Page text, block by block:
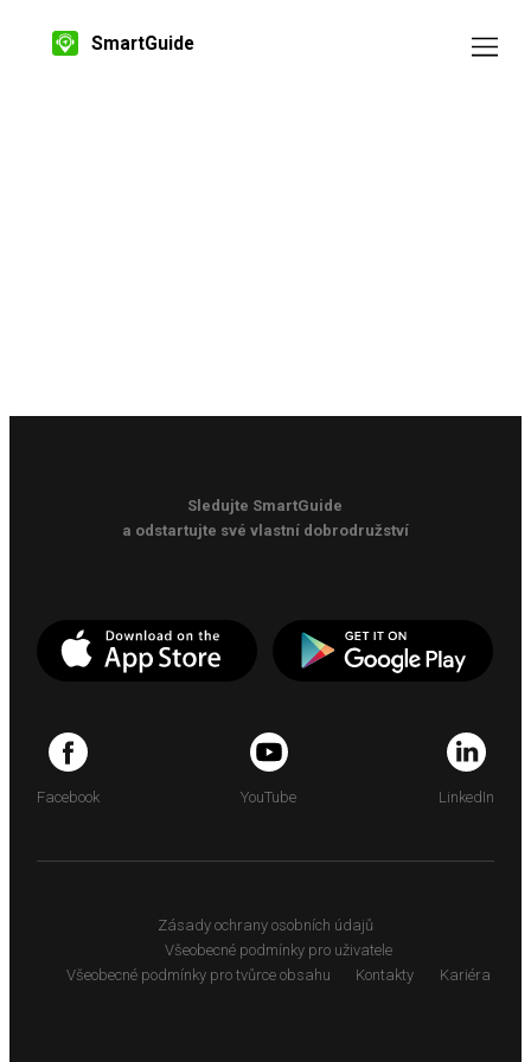
SmartGuide
Sledujte SmartGuide
a odstartujte své vlastní dobrodružství
Facebook YouTube LinkedIn
Zásady ochrany osobních údajů
Všeobecné podmínky pro uživatele
Všeobecné podmínky pro tvůrce obsahu
Kontakty Kariéra